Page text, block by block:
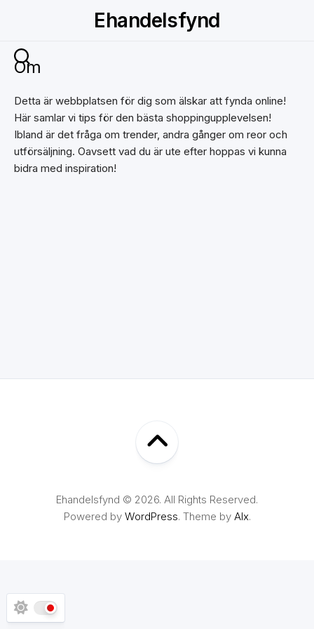
Ehandelsfynd
Om
Detta är webbplatsen för dig som älskar att fynda online!
Här samlar vi tips för den bästa shoppingupplevelsen!
Ibland är det fråga om trender, andra gånger om reor och
utförsäljning. Oavsett vad du är ute efter hoppas vi kunna
bidra med inspiration!
Ehandelsfynd © 2026. All Rights Reserved.
Powered by WordPress. Theme by Alx.